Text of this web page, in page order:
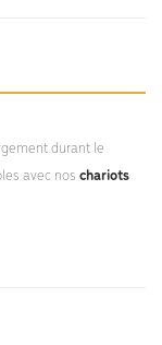
durant le
avec nos chariots